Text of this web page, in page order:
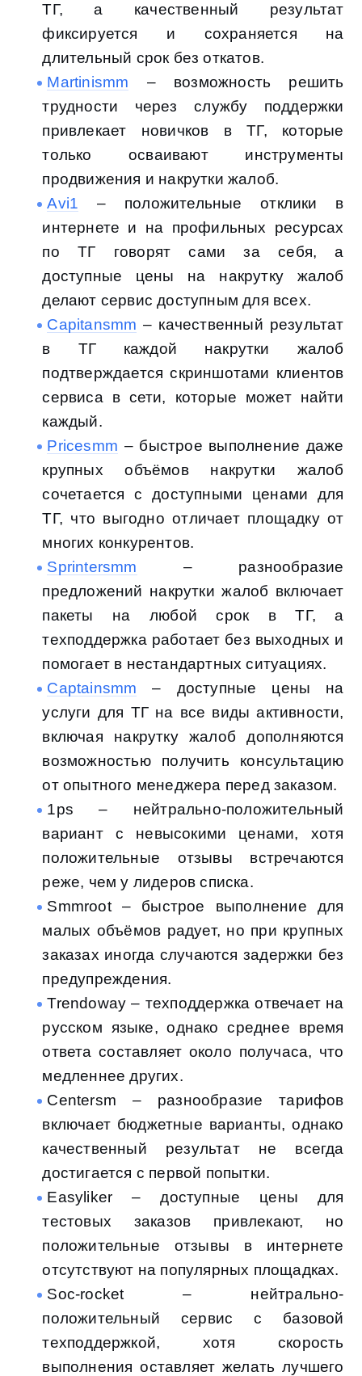
ТГ, а качественный результат
фиксируется и сохраняется на
длительный срок без откатов.
Martinismm – возможность решить
трудности через службу поддержки
привлекает новичков в ТГ, которые
только осваивают инструменты
продвижения и накрутки жалоб.
Avi1 – положительные отклики в
интернете и на профильных ресурсах
по ТГ говорят сами за себя, а
доступные цены на накрутку жалоб
делают сервис доступным для всех.
Capitansmm – качественный результат
в ТГ каждой накрутки жалоб
подтверждается скриншотами клиентов
сервиса в сети, которые может найти
каждый.
Pricesmm – быстрое выполнение даже
крупных объёмов накрутки жалоб
сочетается с доступными ценами для
ТГ, что выгодно отличает площадку от
многих конкурентов.
Sprintersmm – разнообразие
предложений накрутки жалоб включает
пакеты на любой срок в ТГ, а
техподдержка работает без выходных и
помогает в нестандартных ситуациях.
Captainsmm – доступные цены на
услуги для ТГ на все виды активности,
включая накрутку жалоб дополняются
возможностью получить консультацию
от опытного менеджера перед заказом.
1ps – нейтрально-положительный
вариант с невысокими ценами, хотя
положительные отзывы встречаются
реже, чем у лидеров списка.
Smmroot – быстрое выполнение для
малых объёмов радует, но при крупных
заказах иногда случаются задержки без
предупреждения.
Trendoway – техподдержка отвечает на
русском языке, однако среднее время
ответа составляет около получаса, что
медленнее других.
Centersm – разнообразие тарифов
включает бюджетные варианты, однако
качественный результат не всегда
достигается с первой попытки.
Easyliker – доступные цены для
тестовых заказов привлекают, но
положительные отзывы в интернете
отсутствуют на популярных площадках.
Soc-rocket – нейтрально-
положительный сервис с базовой
техподдержкой, хотя скорость
выполнения оставляет желать лучшего